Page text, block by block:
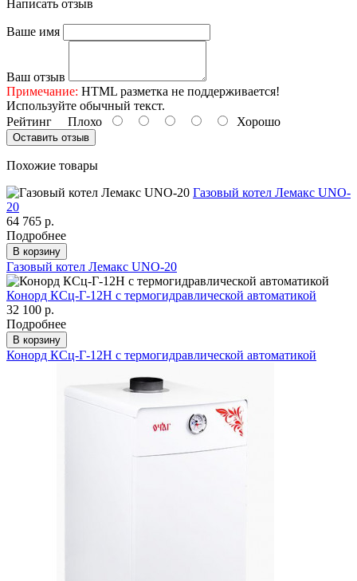
Написать отзыв
Ваше имя
Ваш отзыв
Примечание: HTML разметка не поддерживается!
Используйте обычный текст.
Рейтинг Плохо Хорошо
Оставить отзыв
Похожие товары
Газовый котел Лемакс UNO-
20
64 765 р.
Подробнее
В корзину
Газовый котел Лемакс UNO-20
Конорд КСц-Г-12Н с термогидравлической автоматикой
32 100 р.
Подробнее
В корзину
Конорд КСц-Г-12Н с термогидравлической автоматикой